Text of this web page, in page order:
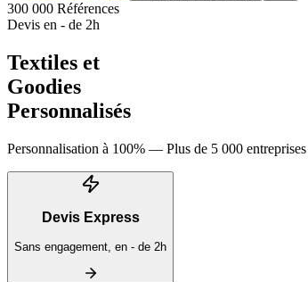
300 000 Références
Devis en - de 2h
Textiles et
Goodies
Personnalisés
Personnalisation à 100% — Plus de 5 000
Devis Express
Sans engagement, en - de 2h